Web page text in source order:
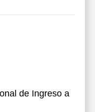
de Ingreso a